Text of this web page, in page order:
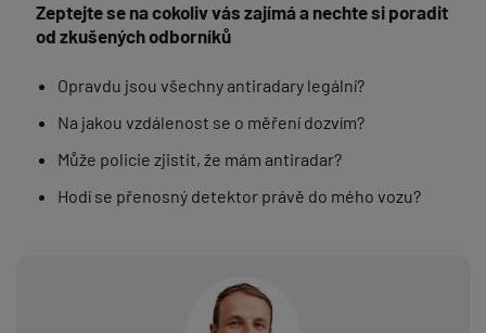
Zeptejte se na cokoliv vás zajímá a nechte si poradit
od zkušených odborníků
Opravdu jsou všechny antiradary legální?
Na jakou vzdálenost se o měření dozvím?
Může policie zjistit, že mám antiradar?
Hodí se přenosný detektor právě do mého vozu?